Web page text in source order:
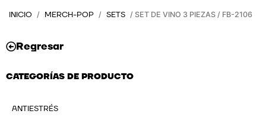
INICIO / MERCH-POP / SETS / SET DE VINO 3 PIEZAS / FB-2106
Regresar
CATEGORÍAS DE PRODUCTO
ANTIESTRÉS